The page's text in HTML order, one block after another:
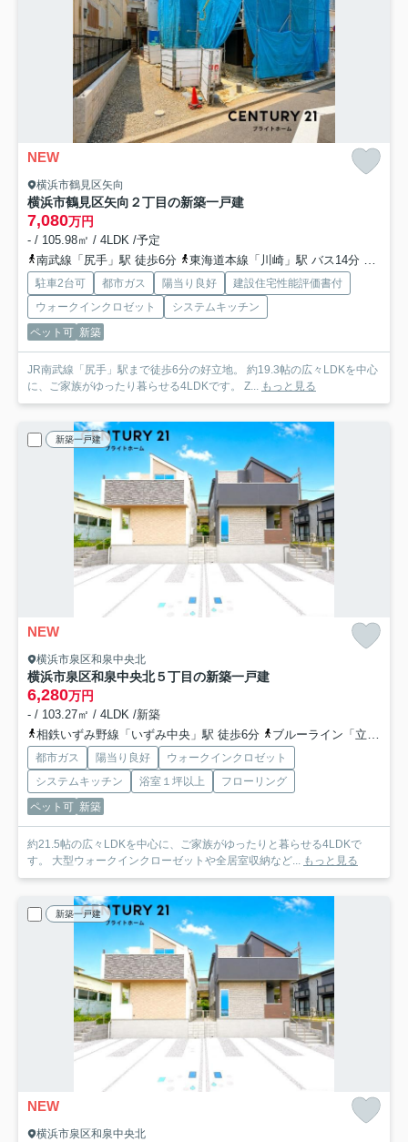
NEW
横浜市鶴見区矢向
横浜市鶴見区矢向２丁目の新築一戸建
7,080万円
- / 105.98㎡ / 4LDK /予定
南武線「尻手」駅 徒歩6分
東海道本線「川崎」駅 バス14分 「矢向南町」 停歩3分
駐車2台可 都市ガス 陽当り良好
建設住宅性能評価書付
ウォークインクロゼット
システムキッチン
ペット可 新築
JR南武線「尻手」駅まで徒歩6分の好立地。 約19.3帖の広々LDKを中心
に、ご家族がゆったり暮らせる4LDKです。 Z... もっと見る
新築一戸建
NEW
横浜市泉区和泉中央北
横浜市泉区和泉中央北５丁目の新築一戸建
6,280万円
- / 103.27㎡ / 4LDK /新築
相鉄いずみ野線「いずみ中央」駅 徒歩6分
ブルーライン「立場」駅 バス4分 「泉区総合庁舎前」 停歩5分
都市ガス 陽当り良好
ウォークインクロゼット
システムキッチン
浴室１坪以上
フローリング
ペット可 新築
約21.5帖の広々LDKを中心に、ご家族がゆったりと暮らせる4LDKで
す。 大型ウォークインクローゼットや全居室収納など... もっと見る
新築一戸建
NEW
横浜市泉区和泉中央北